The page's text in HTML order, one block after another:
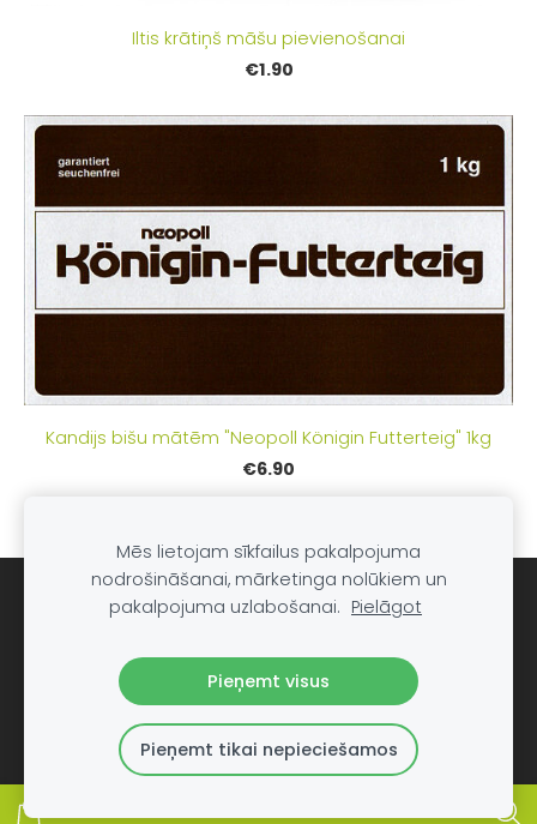
Iltis krātiņš māšu pievienošanai
€1.90
Kandijs bišu mātēm "Neopoll Königin Futterteig" 1kg
€6.90
Sīkdatnes
Dravnieks Ainars Millers, e-pasts:
dravnieks@gmail.com, tālrunis 28630031
Mēs lietojam sīkfailus pakalpojuma
nodrošināšanai, mārketinga nolūkiem un
pakalpojuma uzlabošanai. Pielāgot
Pieņemt visus
Pieņemt tikai nepieciešamos